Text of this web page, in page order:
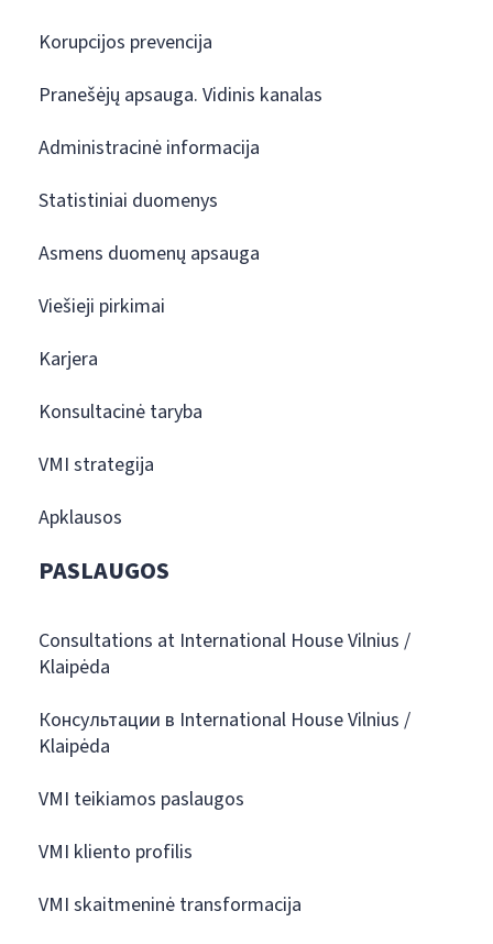
Korupcijos prevencija
Pranešėjų apsauga. Vidinis kanalas
Administracinė informacija
Statistiniai duomenys
Asmens duomenų apsauga
Viešieji pirkimai
Karjera
Konsultacinė taryba
VMI strategija
Apklausos
PASLAUGOS
Consultations at International House Vilnius /
Klaipėda
Консультации в International House Vilnius /
Klaipėda
VMI teikiamos paslaugos
VMI kliento profilis
VMI skaitmeninė transformacija